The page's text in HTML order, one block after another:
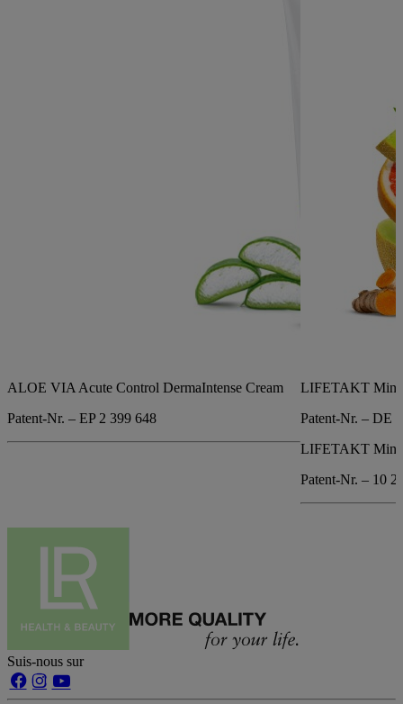
ALOE VIA Acute Control DermaIntense Cream
Patent-Nr. – EP 2 399 648
LIFETAKT Mind
Patent-Nr. – DE
LIFETAKT Mind
Patent-Nr. – 10
Suis-nous sur